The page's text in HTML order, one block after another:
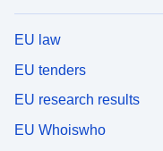
EU law
EU tenders
EU research results
EU Whoiswho